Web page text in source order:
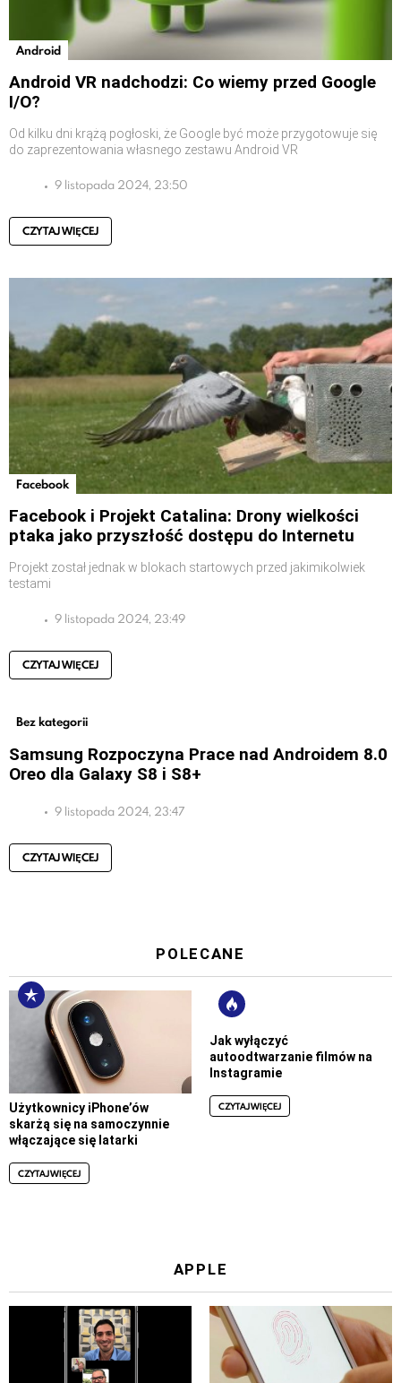
Android
Android VR nadchodzi: Co wiemy przed Google
I/O?
Od kilku dni krążą pogłoski, że Google być może przygotowuje się
do zaprezentowania własnego zestawu Android VR
9 listopada 2024, 23:50
CZYTAJ WIĘCEJ
Facebook
Facebook i Projekt Catalina: Drony wielkości
ptaka jako przyszłość dostępu do Internetu
Projekt został jednak w blokach startowych przed jakimikolwiek
testami
9 listopada 2024, 23:49
CZYTAJ WIĘCEJ
Bez kategorii
Samsung Rozpoczyna Prace nad Androidem 8.0
Oreo dla Galaxy S8 i S8+
9 listopada 2024, 23:47
CZYTAJ WIĘCEJ
POLECANE
Użytkownicy iPhone’ów
skarżą się na samoczynnie
włączające się latarki
CZYTAJ WIĘCEJ
Jak wyłączyć
autoodtwarzanie filmów na
Instagramie
CZYTAJ WIĘCEJ
APPLE